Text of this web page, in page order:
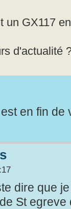
un GX117
d'actualité
en fin
dire que
St